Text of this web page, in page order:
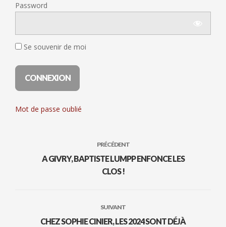
Password
Se souvenir de moi
Mot de passe oublié
PRÉCÉDENT
A GIVRY, BAPTISTE LUMPP ENFONCE LES
CLOS !
SUIVANT
CHEZ SOPHIE CINIER, LES 2024 SONT DÉJÀ